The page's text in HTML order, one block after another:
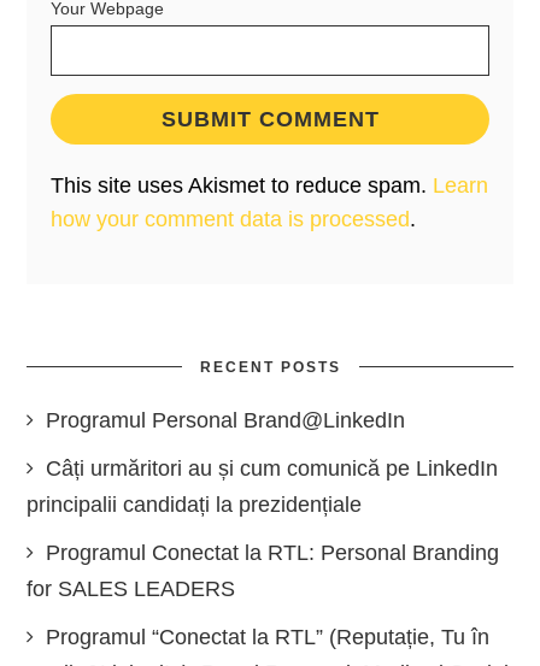
Your Webpage
This site uses Akismet to reduce spam. Learn
how your comment data is processed.
RECENT POSTS
Programul Personal Brand@LinkedIn
Câți urmăritori au și cum comunică pe LinkedIn
principalii candidați la prezidențiale
Programul Conectat la RTL: Personal Branding
for SALES LEADERS
Programul “Conectat la RTL” (Reputație, Tu în